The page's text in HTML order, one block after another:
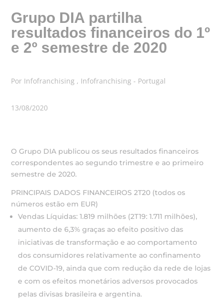
Grupo DIA partilha
resultados financeiros do 1º
e 2º semestre de 2020
Por Infofranchising , Infofranchising - Portugal
13/08/2020
O Grupo DIA publicou os seus resultados financeiros
correspondentes ao segundo trimestre e ao primeiro
semestre de 2020.
PRINCIPAIS DADOS FINANCEIROS 2T20 (todos os
números estão em EUR)
Vendas Líquidas: 1.819 milhões (2T19: 1.711 milhões),
aumento de 6,3% graças ao efeito positivo das
iniciativas de transformação e ao comportamento
dos consumidores relativamente ao confinamento
de COVID-19, ainda que com redução da rede de lojas
e com os efeitos monetários adversos provocados
pelas divisas brasileira e argentina.